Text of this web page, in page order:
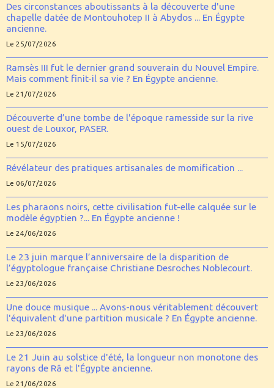
Des circonstances aboutissants à la découverte d'une
chapelle datée de Montouhotep II à Abydos ... En Égypte
ancienne.
Le 25/07/2026
Ramsès III fut le dernier grand souverain du Nouvel Empire.
Mais comment finit-il sa vie ? En Égypte ancienne.
Le 21/07/2026
Découverte d’une tombe de l'époque ramesside sur la rive
ouest de Louxor, PASER.
Le 15/07/2026
Révélateur des pratiques artisanales de momification ...
Le 06/07/2026
Les pharaons noirs, cette civilisation fut-elle calquée sur le
modèle égyptien ?... En Égypte ancienne !
Le 24/06/2026
Le 23 juin marque l’anniversaire de la disparition de
l’égyptologue française Christiane Desroches Noblecourt.
Le 23/06/2026
Une douce musique ... Avons-nous véritablement découvert
l'équivalent d'une partition musicale ? En Égypte ancienne.
Le 23/06/2026
Le 21 Juin au solstice d'été, la longueur non monotone des
rayons de Râ et l'Égypte ancienne.
Le 21/06/2026